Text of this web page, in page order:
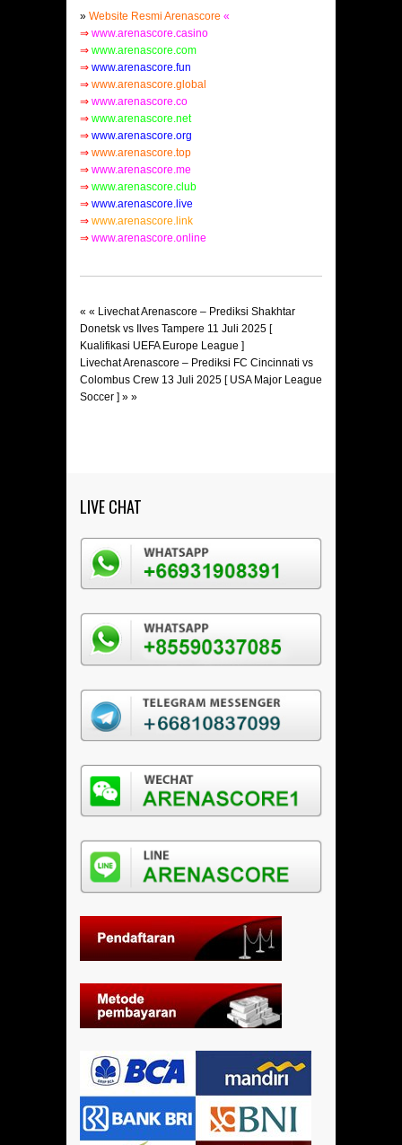
» Website Resmi Arenascore «
⇒ www.arenascore.casino
⇒ www.arenascore.com
⇒ www.arenascore.fun
⇒ www.arenascore.global
⇒ www.arenascore.co
⇒ www.arenascore.net
⇒ www.arenascore.org
⇒ www.arenascore.top
⇒ www.arenascore.me
⇒ www.arenascore.club
⇒ www.arenascore.live
⇒ www.arenascore.link
⇒ www.arenascore.online
« « Livechat Arenascore – Prediksi Shakhtar
Donetsk vs Ilves Tampere 11 Juli 2025 [
Kualifikasi UEFA Europe League ]
Livechat Arenascore – Prediksi FC Cincinnati vs
Colombus Crew 13 Juli 2025 [ USA Major League
Soccer ] » »
LIVE CHAT